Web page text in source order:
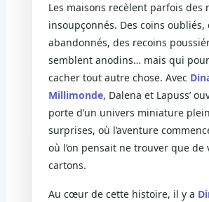
Les maisons recèlent parfois des
insoupçonnés. Des coins oubliés,
abandonnés, des recoins
semblent anodins… mais qui
cacher tout autre chose. Avec
Millimonde, Dalena et Lapuss’
porte d’un univers miniature
surprises, où l’aventure
où l’on pensait ne trouver que de
cartons.
Au cœur de cette histoire, il y a